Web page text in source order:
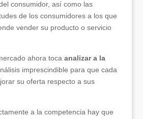
consumidor, así como las
de los consumidores a los que
vender su producto o servicio
ahora toca analizar a la
imprescindible para que cada
su oferta respecto a sus
a la competencia hay que